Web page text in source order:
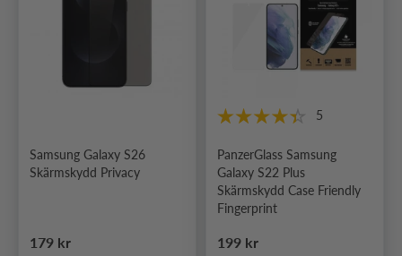
Samsung Galaxy S26
Skärmskydd Privacy
Ordinarie pris
179 kr
5
PanzerGlass Samsung
Galaxy S22 Plus
Skärmskydd Case Friendly
Fingerprint
Ordinarie pris
199 kr